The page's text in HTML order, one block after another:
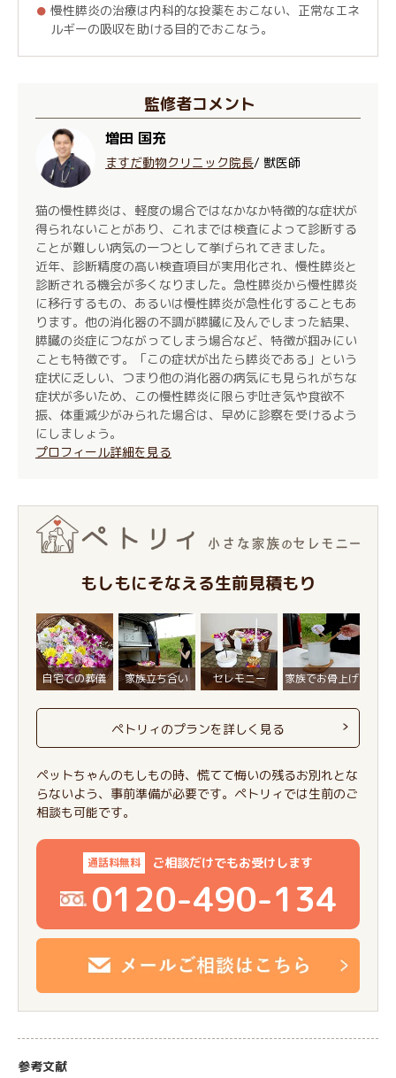
慢性膵炎の治療は内科的な投薬をおこない、正常なエネ
ルギーの吸収を助ける目的でおこなう。
監修者コメント
増田 国充
ますだ動物クリニック院長/ 獣医師
猫の慢性膵炎は、軽度の場合ではなかなか特徴的な症状が
得られないことがあり、これまでは検査によって診断する
ことが難しい病気の一つとして挙げられてきました。
近年、診断精度の高い検査項目が実用化され、慢性膵炎と
診断される機会が多くなりました。急性膵炎から慢性膵炎
に移行するもの、あるいは慢性膵炎が急性化することもあ
ります。他の消化器の不調が膵臓に及んでしまった結果、
膵臓の炎症につながってしまう場合など、特徴が掴みにい
ことも特徴です。「この症状が出たら膵炎である」という
症状に乏しい、つまり他の消化器の病気にも見られがちな
症状が多いため、この慢性膵炎に限らず吐き気や食欲不
振、体重減少がみられた場合は、早めに診察を受けるよう
にしましょう。
プロフィール詳細を見る
もしもにそなえる生前見積もり
ペットちゃんのもしもの時、慌てて悔いの残るお別れとな
らないよう、事前準備が必要です。ペトリィでは生前のご
相談も可能です。
ペトリィのプランを詳しく見る
自宅での葬儀 家族立ち合い セレモニー 家族でお骨上げ
通話料無料 ご相談だけでもお受けします
0120-490-134
参考文献